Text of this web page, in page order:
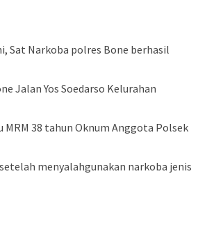
Sat Narkoba polres Bone berhasil
Jalan Yos Soedarso Kelurahan
MRM 38 tahun Oknum Anggota Polsek
menyalahgunakan narkoba jenis